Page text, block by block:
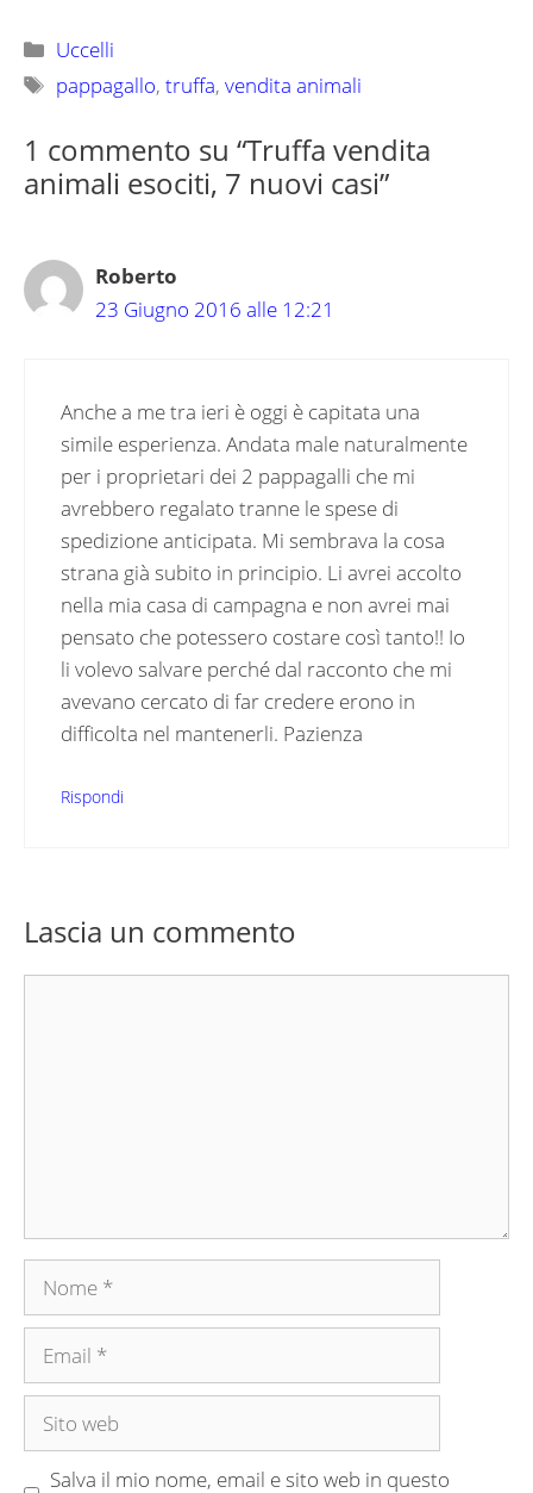
Categorie
Uccelli
Tag
pappagallo,truffa,vendita animali
1 commento su “Truffa vendita
animali esociti, 7 nuovi casi”
Roberto
23 Giugno 2016 alle 12:21
Anche a me tra ieri è oggi è capitata una
simile esperienza. Andata male naturalmente
per i proprietari dei 2 pappagalli che mi
avrebbero regalato tranne le spese di
spedizione anticipata. Mi sembrava la cosa
strana già subito in principio. Li avrei accolto
nella mia casa di campagna e non avrei mai
pensato che potessero costare così tanto!! Io
li volevo salvare perché dal racconto che mi
avevano cercato di far credere erono in
difficolta nel mantenerli. Pazienza
Rispondi
Lascia un commento
Nome
Email
Sito
Salva il mio nome, email e sito web in questo